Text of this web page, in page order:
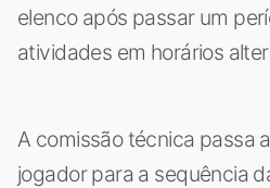
elenco após passar um
atividades em horários
A comissão técnica passa
jogador para a sequência